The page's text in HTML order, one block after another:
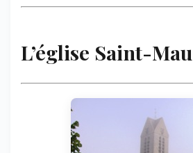
L’église Saint-